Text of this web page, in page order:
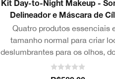
Kit Day-to-Night Makeup -
Delineador e Máscara de
Quatro produtos essenciais
tamanho normal para criar
deslumbrantes para os olhos, do
noite.